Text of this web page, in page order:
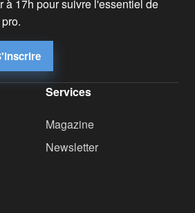
à 17h pour suivre l'essentiel de
Services
Magazine
Newsletter